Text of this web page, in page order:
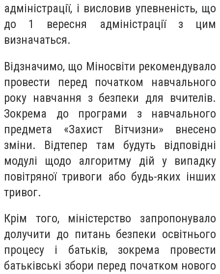
адміністрації, і висловив упевненість, що
до 1 вересня адміністрації з цим
визначаться.
Відзначимо, що Міносвіти рекомендувало
провести перед початком навчального
року навчання з безпеки для вчителів.
Зокрема до програми з навчального
предмета «Захист Вітчизни» внесено
зміни. Відтепер там будуть відповідні
модулі щодо алгоритму дій у випадку
повітряної тривоги або будь-яких інших
тривог.
Крім того, міністерство запропонувало
долучити до питань безпеки освітнього
процесу і батьків, зокрема провести
батьківські збори перед початком нового